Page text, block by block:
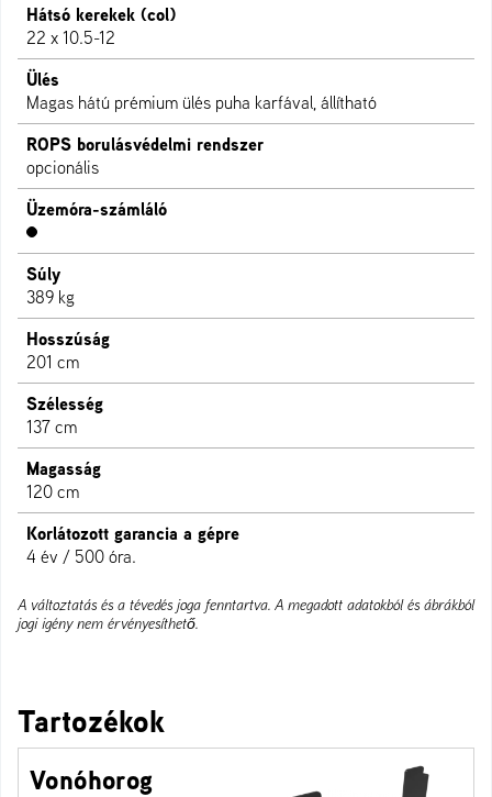
Hátsó kerekek (col)
22 x 10.5-12
Ülés
Magas hátú prémium ülés puha karfával, állítható
ROPS borulásvédelmi rendszer
opcionális
Üzemóra-számláló
Súly
389 kg
Hosszúság
201 cm
Szélesség
137 cm
Magasság
120 cm
Korlátozott garancia a gépre
4 év / 500 óra.
A változtatás és a tévedés joga fenntartva. A megadott adatokból és ábrákból
jogi igény nem érvényesíthető.
Tartozékok
Vonóhorog